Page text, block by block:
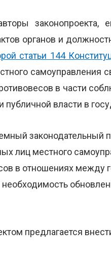
органов и
статьи 144
самоуправления
в части
власти в
законодательный
лиц местного
в отношениях между
предлагается